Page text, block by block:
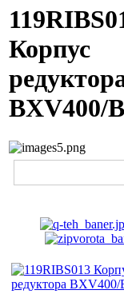
Корпус
BXV400/